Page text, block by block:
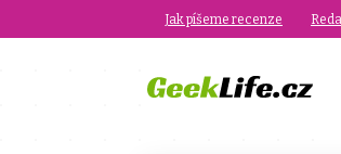
Jak píšeme recenze